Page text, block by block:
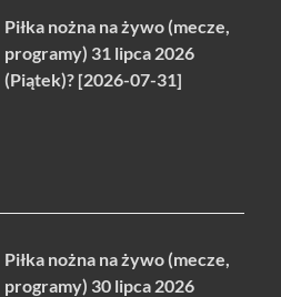
Piłka nożna na żywo (mecze,
programy) 31 lipca 2026
(Piątek)? [2026-07-31]
Piłka nożna na żywo (mecze,
programy) 30 lipca 2026